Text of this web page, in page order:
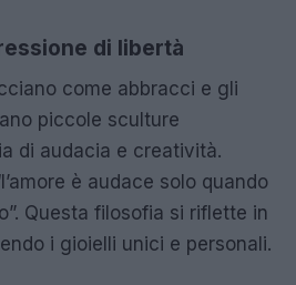
di libertà
come abbracci e gli
piccole sculture
di audacia e creatività.
è audace solo quando
Questa filosofia si riflette in
i gioielli unici e personali.